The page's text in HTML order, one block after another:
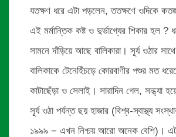
যতক্ষণ ধরে এটা পড়লেন, ততক্ষণে ওদিকে
এই মর্মান্তিক কষ্ট ও দুর্ভাগ্যের শিকার হল ?
সামনে দাঁড়িয়ে আছে বালিকারা। সূর্য ওঠার
বালিকাকে টেনেহিঁচড়ে কোরবাণীর পশুর মত
কাটাছেঁড়া ও সেলাই। সারাদিন গেল, সন্ধ্যা
সূর্য ওঠা পর্যন্ত ছয় হাজার (বিশ্ব-স্বাস্থ্য
১৯৯৯ − এখন নিশ্চয় আরো অনেক বেশি)।